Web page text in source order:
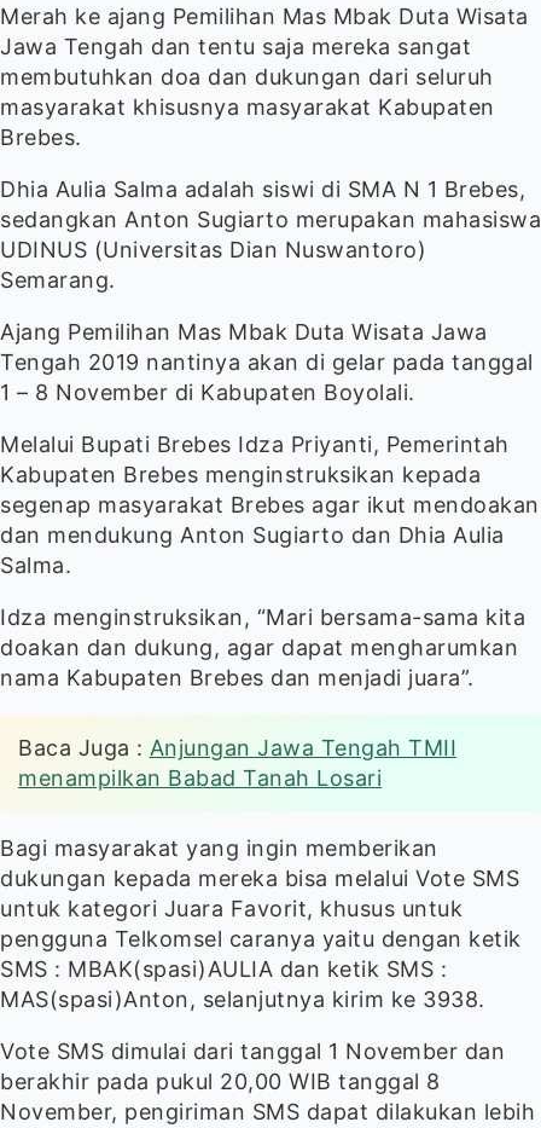
Merah ke ajang Pemilihan Mas Mbak Duta Wisata
Jawa Tengah dan tentu saja mereka sangat
membutuhkan doa dan dukungan dari seluruh
masyarakat khisusnya masyarakat Kabupaten
Brebes.
Dhia Aulia Salma adalah siswi di SMA N 1 Brebes,
sedangkan Anton Sugiarto merupakan mahasiswa
UDINUS (Universitas Dian Nuswantoro)
Semarang.
Ajang Pemilihan Mas Mbak Duta Wisata Jawa
Tengah 2019 nantinya akan di gelar pada tanggal
1 – 8 November di Kabupaten Boyolali.
Melalui Bupati Brebes Idza Priyanti, Pemerintah
Kabupaten Brebes menginstruksikan kepada
segenap masyarakat Brebes agar ikut mendoakan
dan mendukung Anton Sugiarto dan Dhia Aulia
Salma.
Idza menginstruksikan, “Mari bersama-sama kita
doakan dan dukung, agar dapat mengharumkan
nama Kabupaten Brebes dan menjadi juara”.
Anjungan Jawa Tengah TMII
menampilkan Babad Tanah Losari
Bagi masyarakat yang ingin memberikan
dukungan kepada mereka bisa melalui Vote SMS
untuk kategori Juara Favorit, khusus untuk
pengguna Telkomsel caranya yaitu dengan ketik
SMS : MBAK(spasi)AULIA dan ketik SMS :
MAS(spasi)Anton, selanjutnya kirim ke 3938.
Vote SMS dimulai dari tanggal 1 November dan
berakhir pada pukul 20,00 WIB tanggal 8
November, pengiriman SMS dapat dilakukan lebih